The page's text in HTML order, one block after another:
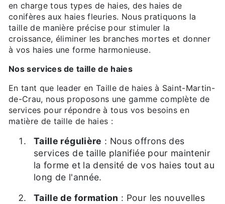
en charge tous types de haies, des haies de
conifères aux haies fleuries. Nous pratiquons la
taille de manière précise pour stimuler la
croissance, éliminer les branches mortes et donner
à vos haies une forme harmonieuse.
Nos services de taille de haies
En tant que leader en Taille de haies à Saint-Martin-
de-Crau, nous proposons une gamme complète de
services pour répondre à tous vos besoins en
matière de taille de haies :
Taille régulière : Nous offrons des
services de taille planifiée pour maintenir
la forme et la densité de vos haies tout au
long de l'année.
Taille de formation : Pour les nouvelles